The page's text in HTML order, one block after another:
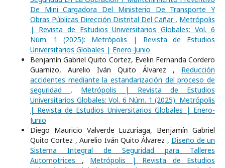
De Mini Cargadora Del Ministerio De Transporte Y
Obras Públicas Dirección Distrital Del Cañar , Metrópolis
| Revista de Estudios Universitarios Globales: Vol. 6
Núm. 1 (2025): Metrópolis | Revista de Estudios
Universitarios Globales | Enero-Junio
Benjamín Gabriel Quito Cortez, Evelin Fernanda Cordero
Guarnizo, Aurelio Iván Quito Álvarez , Reducción
accidentes mediante la estandarización del proceso de
seguridad , Metrópolis | Revista de Estudios
Universitarios Globales: Vol. 6 Núm. 1 (2025): Metrópolis
| Revista de Estudios Universitarios Globales | Enero-
Junio
Diego Mauricio Valverde Luzuriaga, Benjamín Gabriel
Quito Cortez , Aurelio Iván Quito Álvarez , Diseño de un
Sistema Integral de Seguridad para Talleres
Automotrices , Metrópolis | Revista de Estudios